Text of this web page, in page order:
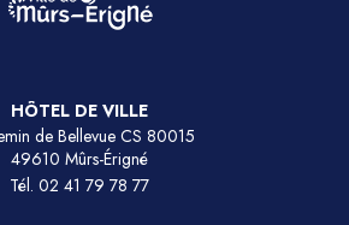
HÔTEL DE VILLE
de Bellevue CS 80015
49610 Mûrs-Érigné
Tél. 02 41 79 78 77